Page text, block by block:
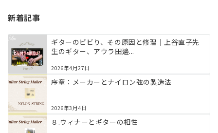
新着記事
ギターのビビり、その原因と修理｜上谷直子先
生のギター、アウラ田邊...
2026年4月27日
序章：メーカーとナイロン弦の製造法
2026年3月4日
８.ウィナーとギターの相性